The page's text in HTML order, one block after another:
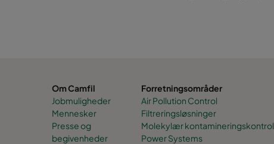
Om Camfil
Jobmuligheder
Mennesker
Presse og
begivenheder
Forretningsområder
Air Pollution Control
Filtreringsløsninger
Molekylær kontamineringskontrol
Power Systems